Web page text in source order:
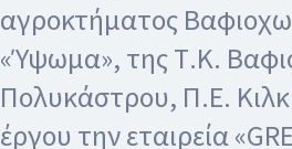
αγροκτήματος
«Ύψωμα», της Τ.Κ.
Πολυκάστρου, Π.Ε.
έργου την εταιρεία